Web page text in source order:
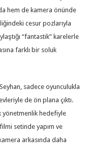
hem de kamera önünde
cesur pozlarıyla
“fantastik” karelerle
farklı bir soluk
sadece oyunculukla
de ön plana çıktı.
yönetmenlik hedefiyle
setinde yapım ve
arkasında daha